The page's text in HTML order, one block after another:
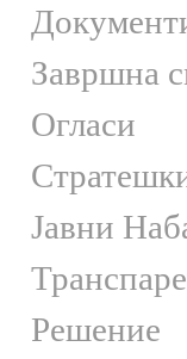
Завршна
Огласи
Јавни
Решение